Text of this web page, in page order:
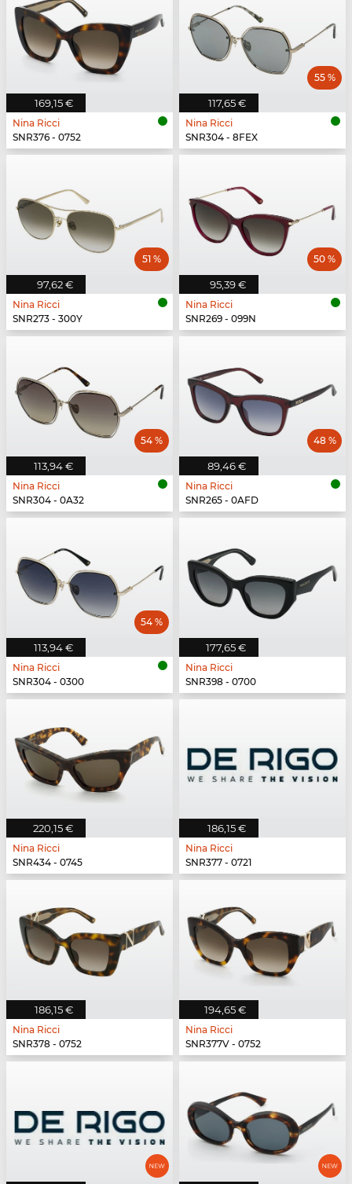
169,15 €
Nina Ricci
SNR376 - 0752
117,65 €
55 %
Nina Ricci
SNR304 - 8FEX
97,62 €
51 %
Nina Ricci
SNR273 - 300Y
95,39 €
50 %
Nina Ricci
SNR269 - 099N
113,94 €
54 %
Nina Ricci
SNR304 - 0A32
89,46 €
48 %
Nina Ricci
SNR265 - 0AFD
113,94 €
54 %
Nina Ricci
SNR304 - 0300
177,65 €
Nina Ricci
SNR398 - 0700
220,15 €
Nina Ricci
SNR434 - 0745
186,15 €
Nina Ricci
SNR377 - 0721
186,15 €
Nina Ricci
SNR378 - 0752
194,65 €
Nina Ricci
SNR377V - 0752